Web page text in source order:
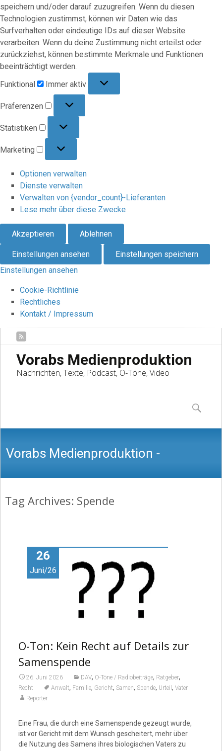
speichern und/oder darauf zuzugreifen. Wenn du diesen
Technologien zustimmst, können wir Daten wie das
Surfverhalten oder eindeutige IDs auf dieser Website
verarbeiten. Wenn du deine Zustimmung nicht erteilst oder
zurückziehst, können bestimmte Merkmale und Funktionen
beeinträchtigt werden.
Funktional
Immer aktiv
Präferenzen
Statistiken
Marketing
Optionen verwalten
Dienste verwalten
Verwalten von {vendor_count}-Lieferanten
Lese mehr über diese Zwecke
Akzeptieren Ablehnen
Einstellungen ansehen
Einstellungen speichern
Einstellungen ansehen
Cookie-Richtlinie
Rechtliches
Kontakt / Impressum
Vorabs Medienproduktion
Nachrichten, Texte, Podcast, O-Töne, Video
content
Suchen
nach:
Vorabs Medienproduktion -
Nachrichten, Texte, Podcast, O-Töne,
Video
Tag Archives: Spende
26
Juni/26
O-Ton: Kein Recht auf Details zur
Samenspende
26. Juni 2026 DAV, O-Töne / Radiobeiträge, Ratgeber,
Recht Anwalt, Familie, Gericht, Samen, Spende, Urteil , Vater
Reporter
Eine Frau, die durch eine Samenspende gezeugt wurde,
ist vor Gericht mit dem Wunsch gescheitert, mehr über
die Nutzung des Samens ihres biologischen Vaters zu